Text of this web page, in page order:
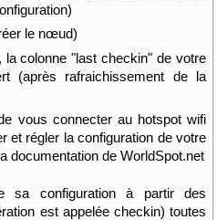
le nœud)
colonne "last checkin" de votre
(après rafraichissement de la
vous connecter au hotspot wifi
et régler la configuration de votre
documentation de WorldSpot.net
sa configuration à partir des
est appelée checkin) toutes